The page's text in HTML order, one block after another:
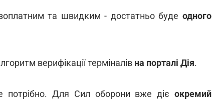
та швидким - достатньо будеодного
верифікації терміналів на порталі Дія.
потрібно. Для Сил оборони вже дієокремий